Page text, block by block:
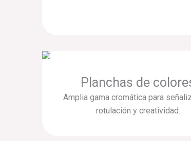
Planchas de
Amplia gama cromática para
rotulación y creatividad.